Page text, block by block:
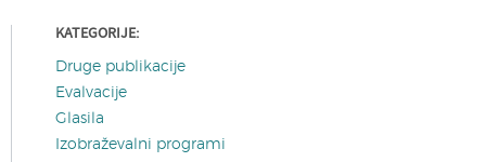
KATEGORIJE:
Druge publikacije
Evalvacije
Glasila
Izobraževalni programi